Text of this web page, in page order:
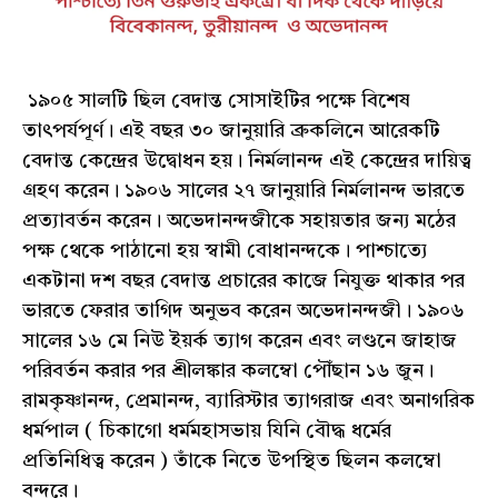
১৯০৫ সালটি ছিল বেদান্ত সোসাইটির পক্ষে বিশেষ
তাৎপর্যপূর্ণ। এই বছর ৩০ জানুয়ারি ব্রুকলিনে আরেকটি
বেদান্ত কেন্দ্রের উদ্বোধন হয়। নির্মলানন্দ এই কেন্দ্রের দায়িত্ব
গ্রহণ করেন। ১৯০৬ সালের ২৭ জানুয়ারি নির্মলানন্দ ভারতে
প্রত্যাবর্তন করেন। অভেদানন্দজীকে সহায়তার জন্য মঠের
পক্ষ থেকে পাঠানো হয় স্বামী বোধানন্দকে। পাশ্চাত্যে
একটানা দশ বছর বেদান্ত প্রচারের কাজে নিযুক্ত থাকার পর
ভারতে ফেরার তাগিদ অনুভব করেন অভেদানন্দজী। ১৯০৬
সালের ১৬ মে নিউ ইয়র্ক ত্যাগ করেন এবং লণ্ডনে জাহাজ
পরিবর্তন করার পর শ্রীলঙ্কার কলম্বো পৌঁছান ১৬ জুন।
রামকৃষ্ণানন্দ, প্রেমানন্দ, ব্যারিস্টার ত্যাগরাজ এবং অনাগরিক
ধর্মপাল ( চিকাগো ধর্মমহাসভায় যিনি বৌদ্ধ ধর্মের
প্রতিনিধিত্ব করেন ) তাঁকে নিতে উপস্থিত ছিলন কলম্বো
বন্দরে।